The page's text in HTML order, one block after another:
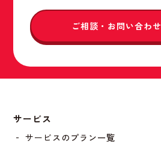
ご相談・お問い合わ
サービス
‐ サービスのプラン一覧